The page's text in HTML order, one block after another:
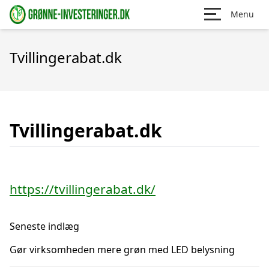
Menu
Tvillingerabat.dk
Tvillingerabat.dk
https://tvillingerabat.dk/
Seneste indlæg
Gør virksomheden mere grøn med LED belysning